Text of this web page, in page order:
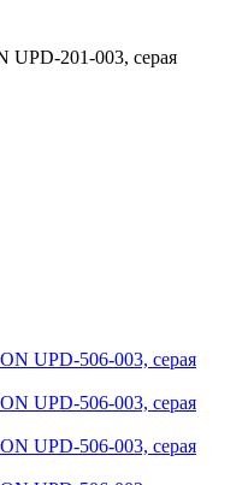
UPD-201-003, серая